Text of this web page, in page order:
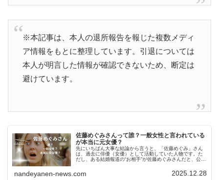
※本記事は、本人の退所報告を報じた複数メディ
ア情報をもとに整理しています。引退については
本人が明言した情報が確認できないため、断定は
避けています。
佐藤めぐみさんって誰？一般女性と言われている
が本当に元女優？
先にいちばん大事な結論から言うと、「佐藤めぐみ」さん
は、過去に俳優（女優）として活動していた人物です。た
だし、ある結婚報道の“お相手”が佐藤めぐみさんだと、公式
nandeyanen-news.com 2025.12.28